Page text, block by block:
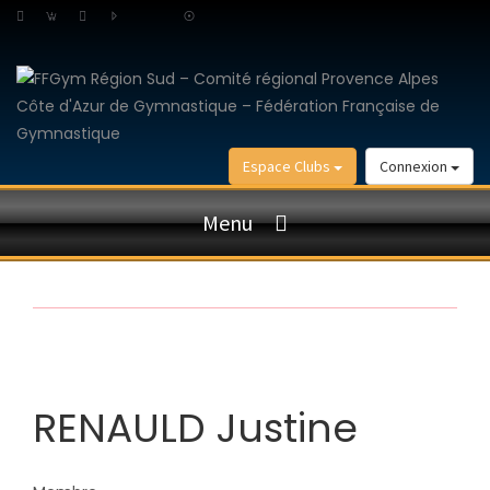
Connexion
Espace Clubs
Menu
RENAULD Justine